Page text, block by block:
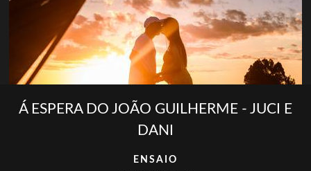
Á ESPERA DO JOÃO GUILHERME - JUCI E
DANI
ENSAIO